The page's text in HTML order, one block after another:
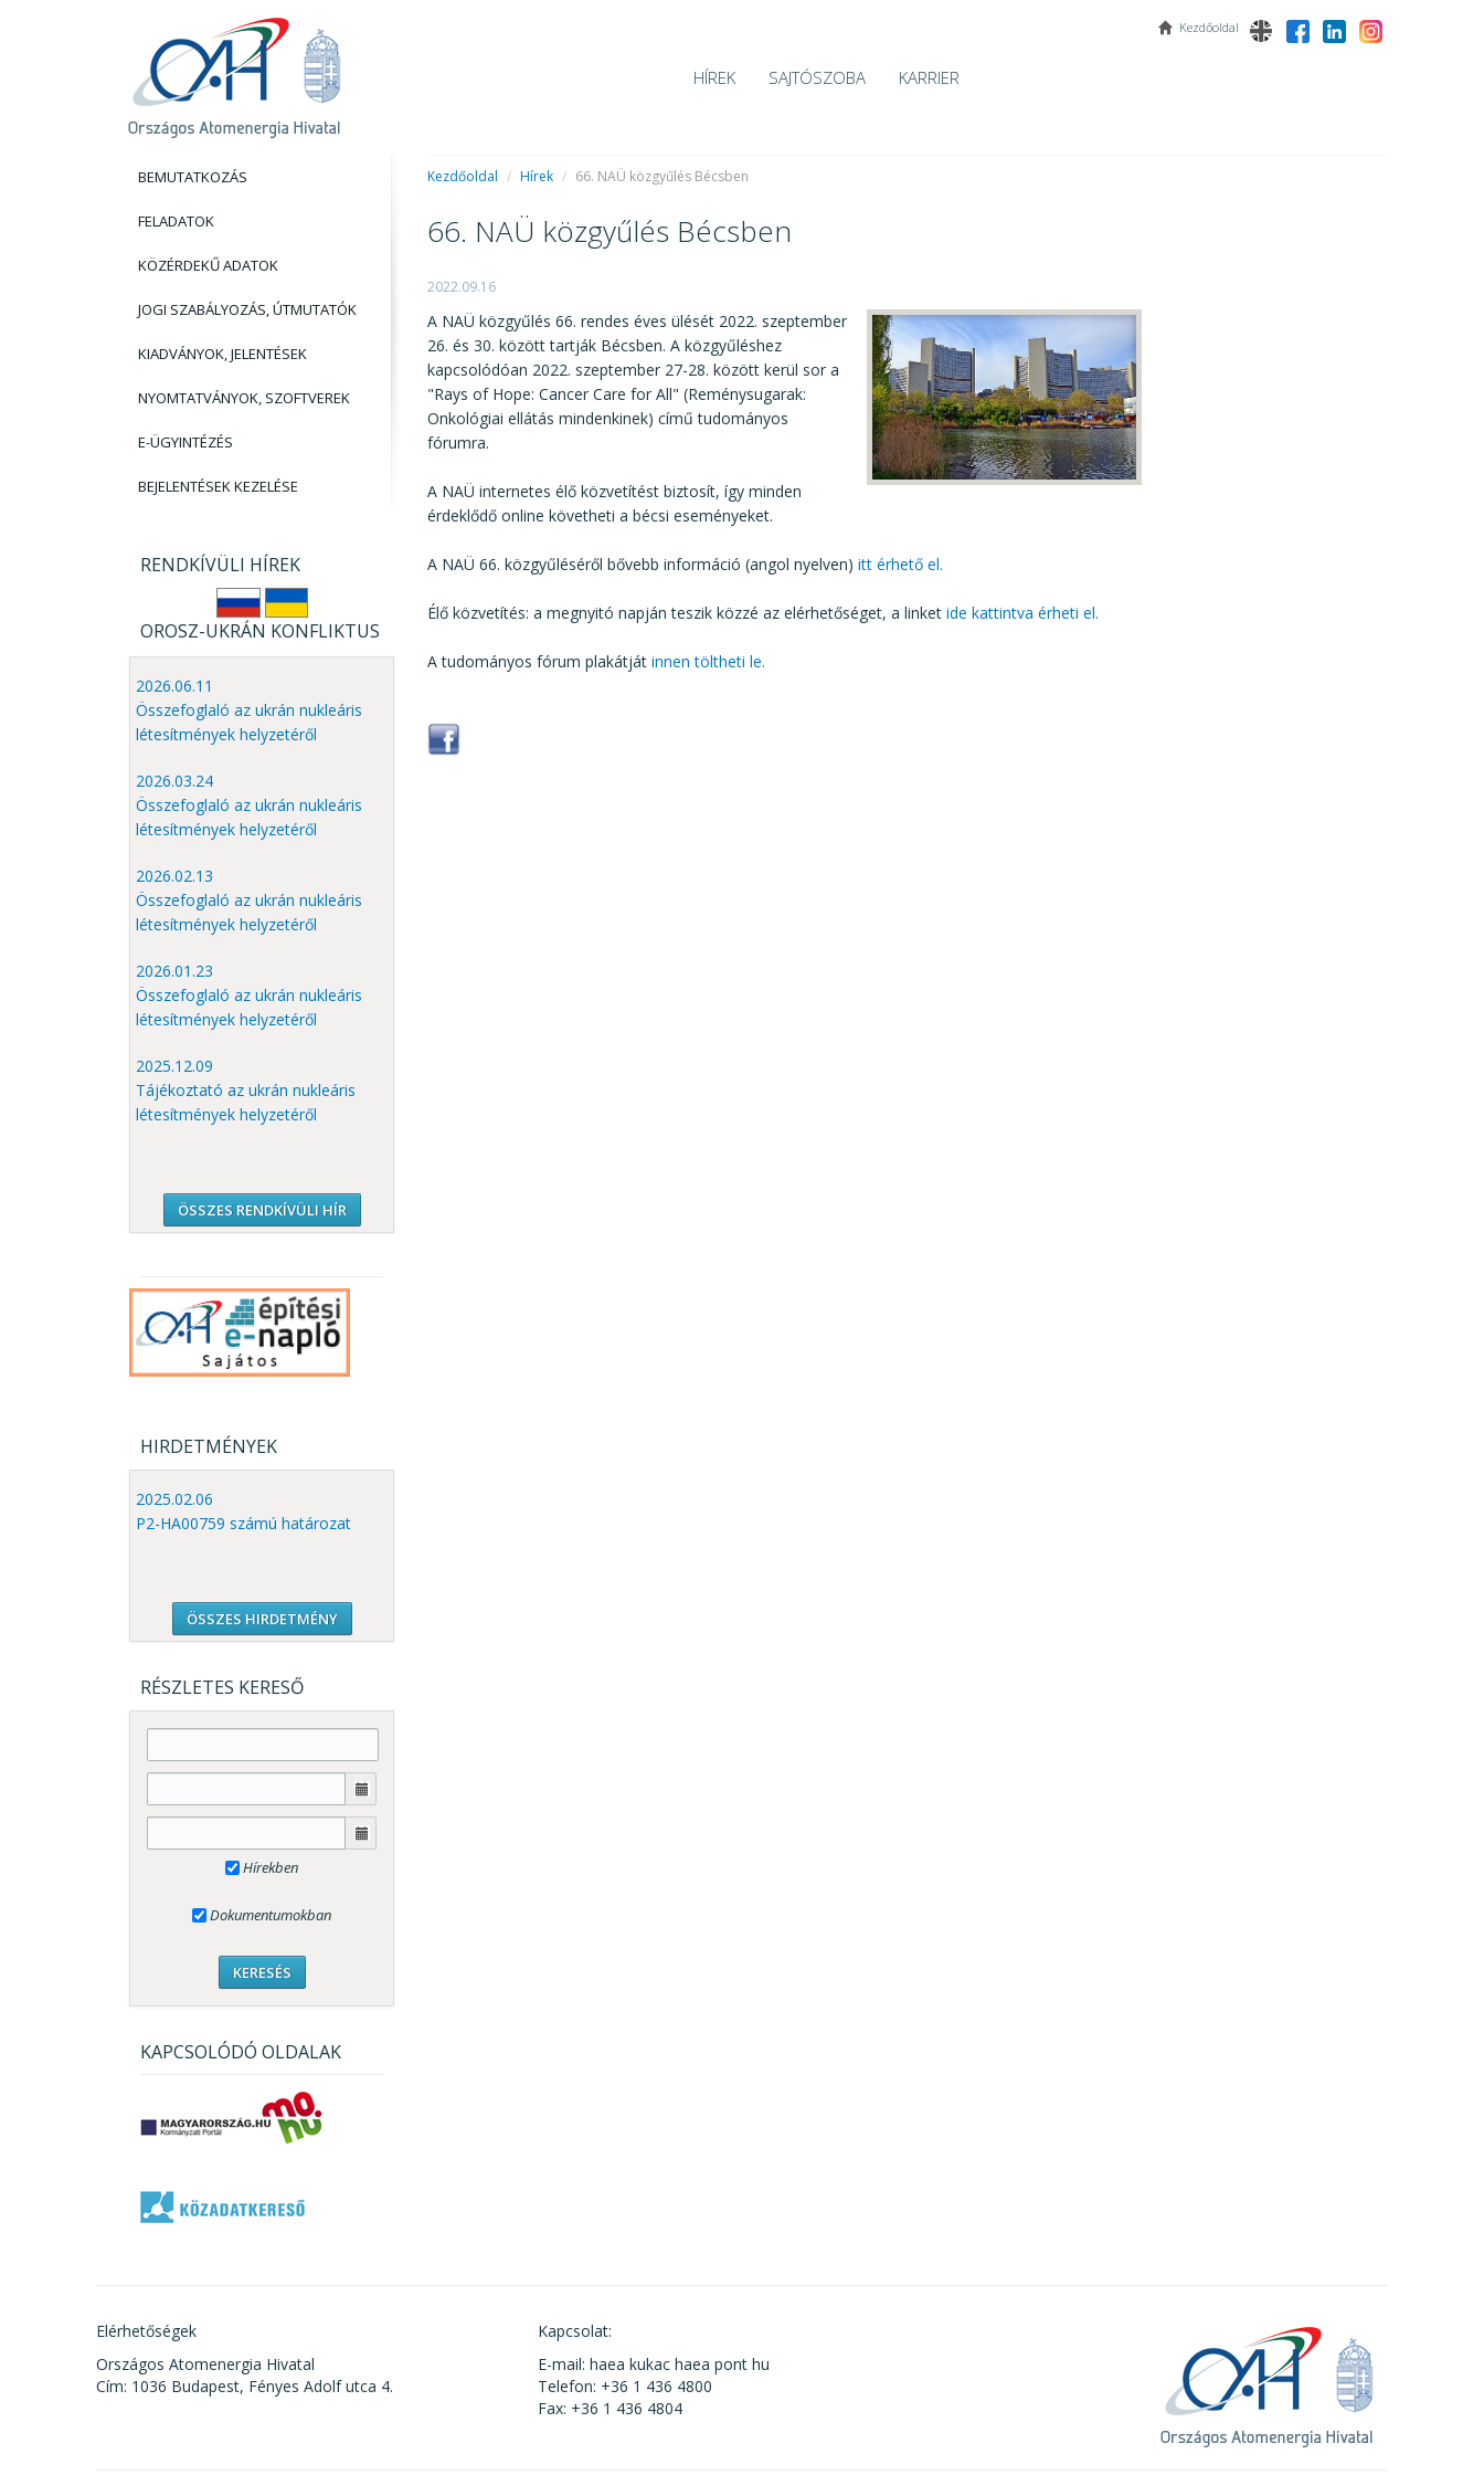
Kezdőoldal
HÍREK SAJTÓSZOBA KARRIER
BEMUTATKOZÁS
FELADATOK
KÖZÉRDEKŰ ADATOK
JOGI SZABÁLYOZÁS, ÚTMUTATÓK
KIADVÁNYOK, JELENTÉSEK
NYOMTATVÁNYOK, SZOFTVEREK
E-ÜGYINTÉZÉS
BEJELENTÉSEK KEZELÉSE
RENDKÍVÜLI HÍREK
OROSZ-UKRÁN KONFLIKTUS
2026.06.11
Összefoglaló az ukrán nukleáris
létesítmények helyzetéről
2026.03.24
Összefoglaló az ukrán nukleáris
létesítmények helyzetéről
2026.02.13
Összefoglaló az ukrán nukleáris
létesítmények helyzetéről
2026.01.23
Összefoglaló az ukrán nukleáris
létesítmények helyzetéről
2025.12.09
Tájékoztató az ukrán nukleáris
létesítmények helyzetéről
ÖSSZES RENDKÍVÜLI HÍR
HIRDETMÉNYEK
2025.02.06
P2-HA00759 számú határozat
ÖSSZES HIRDETMÉNY
RÉSZLETES KERESŐ
Hírekben
Dokumentumokban
KAPCSOLÓDÓ OLDALAK
Kezdőoldal / Hírek / 66. NAÜ közgyűlés Bécsben
66. NAÜ közgyűlés Bécsben
2022.09.16
A NAÜ közgyűlés 66. rendes éves ülését 2022. szeptember
26. és 30. között tartják Bécsben. A közgyűléshez
kapcsolódóan 2022. szeptember 27-28. között kerül sor a
"Rays of Hope: Cancer Care for All" (Reménysugarak:
Onkológiai ellátás mindenkinek) című tudományos
fórumra.
A NAÜ internetes élő közvetítést biztosít, így minden
érdeklődő online követheti a bécsi eseményeket.
A NAÜ 66. közgyűléséről bővebb információ (angol nyelven) itt érhető el.
Élő közvetítés: a megnyitó napján teszik közzé az elérhetőséget, a linket ide kattintva érheti el.
A tudományos fórum plakátját innen töltheti le.
Elérhetőségek
Országos Atomenergia Hivatal
Cím: 1036 Budapest, Fényes Adolf utca 4.
Kapcsolat:
E-mail: haea kukac haea pont hu
Telefon: +36 1 436 4800
Fax: +36 1 436 4804